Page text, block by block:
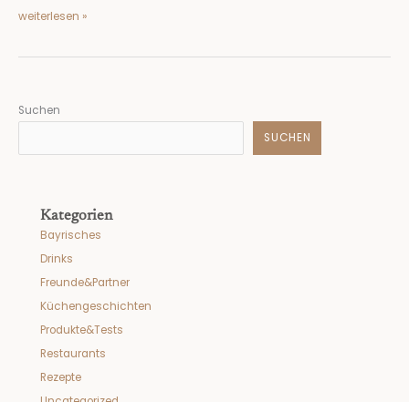
weiterlesen »
Suchen
SUCHEN
Kategorien
Bayrisches
Drinks
Freunde&Partner
Küchengeschichten
Produkte&Tests
Restaurants
Rezepte